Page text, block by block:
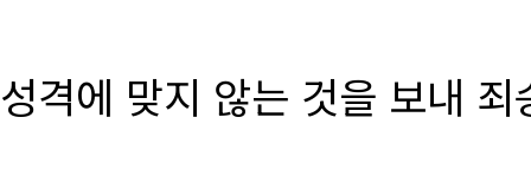
성격에 맞지 않는 것을 보내